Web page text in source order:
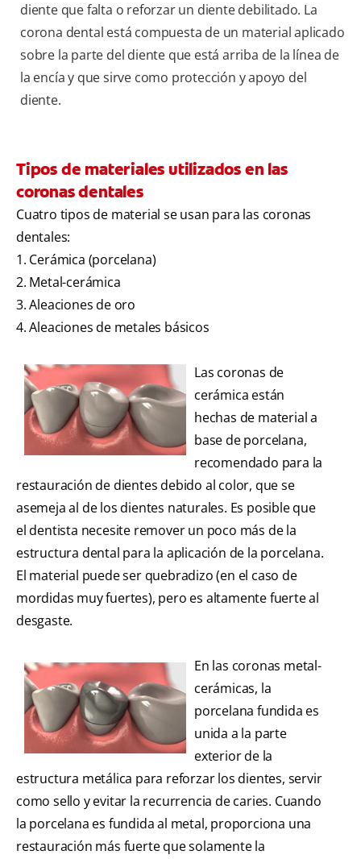
diente que falta o reforzar un diente debilitado. La
corona dental está compuesta de un material aplicado
sobre la parte del diente que está arriba de la línea de
la encía y que sirve como protección y apoyo del
diente.
Tipos de materiales utilizados en las
coronas dentales
Cuatro tipos de material se usan para las coronas
dentales:
1. Cerámica (porcelana)
2. Metal-cerámica
3. Aleaciones de oro
4. Aleaciones de metales básicos
Las coronas de
cerámica están
hechas de material a
base de porcelana,
recomendado para la
restauración de dientes debido al color, que se
asemeja al de los dientes naturales. Es posible que
el dentista necesite remover un poco más de la
estructura dental para la aplicación de la porcelana.
El material puede ser quebradizo (en el caso de
mordidas muy fuertes), pero es altamente fuerte al
desgaste.
En las coronas metal-
cerámicas, la
porcelana fundida es
unida a la parte
exterior de la
estructura metálica para reforzar los dientes, servir
como sello y evitar la recurrencia de caries. Cuando
la porcelana es fundida al metal, proporciona una
restauración más fuerte que solamente la